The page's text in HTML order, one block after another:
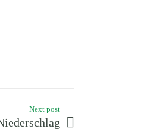
Next post